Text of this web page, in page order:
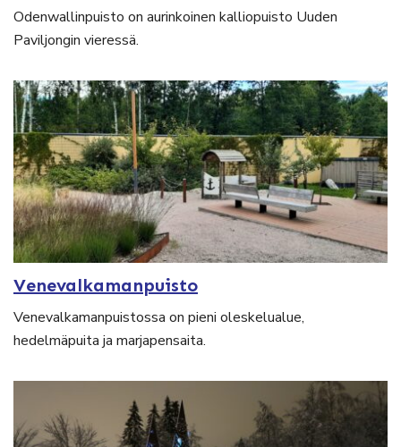
Odenwallinpuisto on aurinkoinen kalliopuisto Uuden
Paviljongin vieressä.
Venevalkamanpuisto
Venevalkamanpuistossa on pieni oleskelualue,
hedelmäpuita ja marjapensaita.